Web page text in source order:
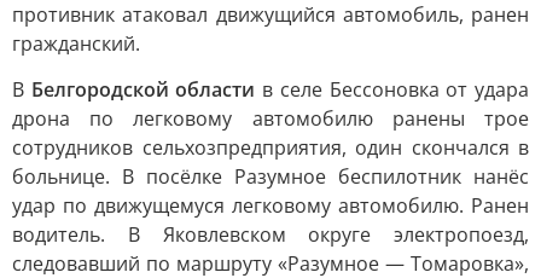
противник атаковал движущийся автомобиль, ранен
гражданский.
В Белгородской области в селе Бессоновка от удара
дрона по легковому автомобилю ранены трое
сотрудников сельхозпредприятия, один скончался в
больнице. В посёлке Разумное беспилотник нанёс
удар по движущемуся легковому автомобилю. Ранен
водитель. В Яковлевском округе электропоезд,
следовавший по маршруту «Разумное — Томаровка»,